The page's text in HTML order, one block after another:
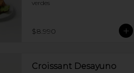
verdes
$8.990
Croissant Desayuno